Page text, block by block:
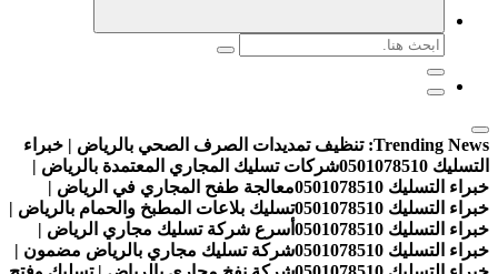
البحث
Trending News: تنظيف تمديدات الصرف الصحي بالرياض | خبراء
التسليك 0501078510
شركات تسليك المجاري المعتمدة بالرياض |
خبراء التسليك 0501078510
معالجة طفح المجاري في الرياض |
خبراء التسليك 0501078510
تسليك بلاعات المطبخ والحمام بالرياض |
خبراء التسليك 0501078510
أسرع شركة تسليك مجاري الرياض |
خبراء التسليك 0501078510
شركة تسليك مجاري بالرياض مضمون |